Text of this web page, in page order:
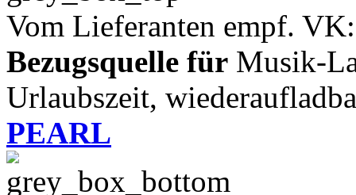
Vom Lieferanten empf.
Bezugsquelle für Musik-
Urlaubszeit,
PEARL